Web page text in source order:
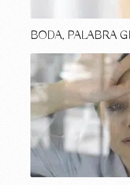
BODA, PALABRA